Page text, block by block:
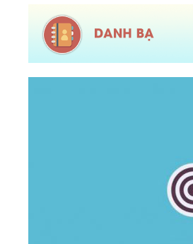
Ngày ban hành: (04/08/2026)